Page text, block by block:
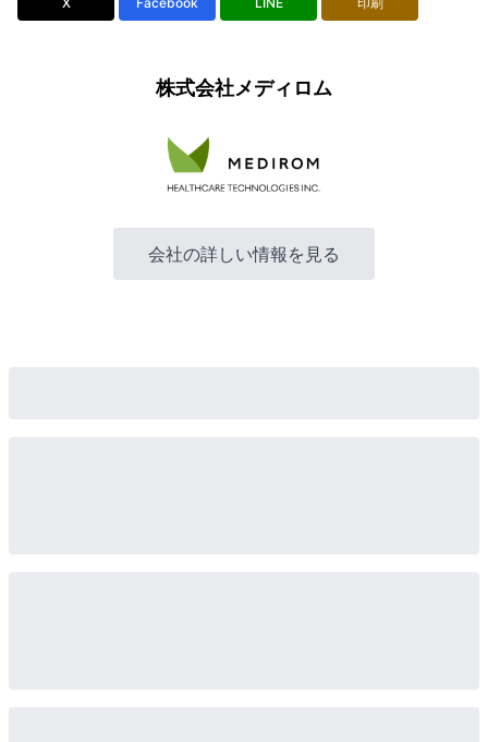
株式会社メディロム
会社の詳しい情報を見る